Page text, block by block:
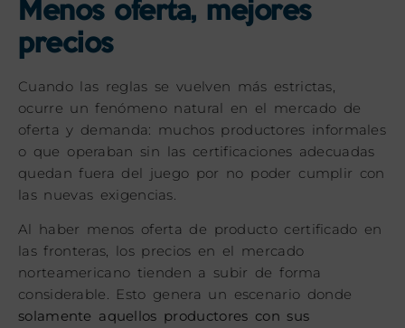
Menos oferta, mejores
precios
Cuando las reglas se vuelven más estrictas,
ocurre un fenómeno natural en el mercado de
oferta y demanda: muchos productores informales
o que operaban sin las certificaciones adecuadas
quedan fuera del juego por no poder cumplir con
las nuevas exigencias.
Al haber menos oferta de producto certificado en
las fronteras, los precios en el mercado
norteamericano tienden a subir de forma
considerable. Esto genera un escenario donde
solamente aquellos productores con sus